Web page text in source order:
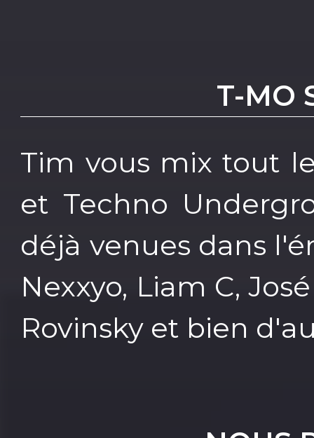
T-MO
Tim vous mix tout
et Techno
déjà venues dans
Nexxyo, Liam C,
Rovinsky et bien